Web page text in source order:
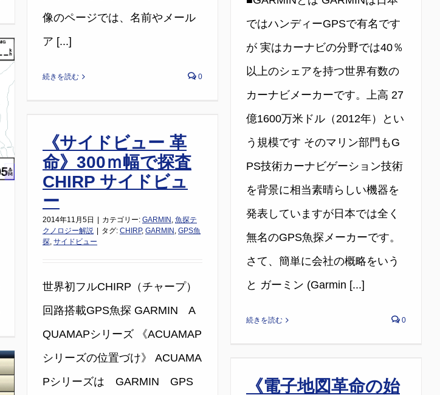
像のページでは、名前やメール
ア [...]
続きを読む 0
ではハンディーGPSで有名です
が 実はカーナビの分野では40％
以上のシェアを持つ世界有数の
カーナビメーカーです。上高 27
億1600万米ドル（2012年）とい
う規模です そのマリン部門もG
PS技術カーナビゲーション技術
を背景に相当素晴らしい機器を
発表していますが日本では全く
無名のGPS魚探メーカーです。
さて、簡単に会社の概略をいう
と ガーミン (Garmin [...]
続きを読む 0
《サイドビュー 革
命》300ｍ幅で探査
CHIRP サイドビュ
ー
2014年11月5日 カテゴリー: GARMIN , 魚探テ
クノロジー解説
タグ: CHIRP, GARMIN , GPS魚
探, サイドビュー
世界初フルCHIRP（チャープ）
回路搭載GPS魚探 GARMIN A
QUAMAPシリーズ 《ACUAMAP
シリーズの位置づけ》 ACUAMA
Pシリーズは GARMIN GPS
《電子地図革命の始